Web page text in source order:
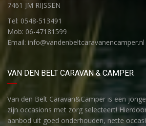
7461 JM RIJSSEN
Tel: 0548-513491
Mob: 06-47181599
Email: info@vandenbeltcaravanencamper.nl
VAN DEN BELT CARAVAN & CAMPER
Van den Belt Caravan&Camper is een
zijn occasions met zorg selecteert!
aanbod uit goed onderhouden, nette